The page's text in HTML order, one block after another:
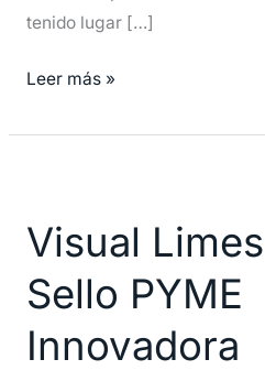
tenido lugar […]
Leer más »
Visual
Sello PYME
Innovadora
obtiene
Sello
PYME
Innovadora